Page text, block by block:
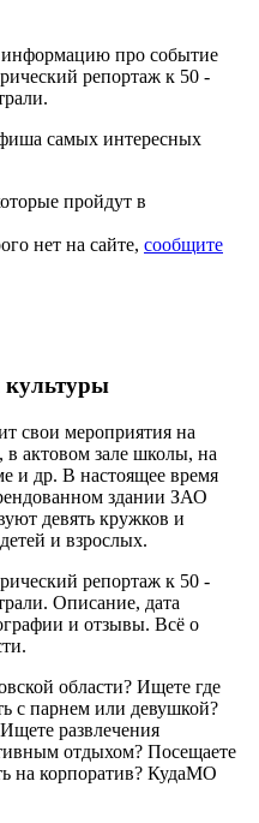
про событие
репортаж к 50 -
самых интересных
пройдут в
нет на сайте, сообщите
культуры
свои мероприятия на
актовом зале школы, на
и др. В настоящее время
здании ЗАО
девять кружков и
и взрослых.
репортаж к 50 -
Описание, дата
и отзывы. Всё о
области? Ищете где
с парнем или девушкой?
развлечения
отдыхом? Посещаете
на корпоратив? КудаМО